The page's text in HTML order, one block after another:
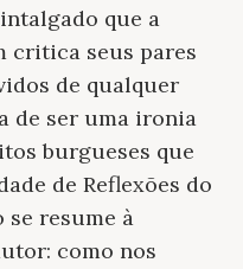
que a
critica seus pares
de qualquer
de ser uma ironia
burgueses que
de Reflexões do
se resume à
como nos